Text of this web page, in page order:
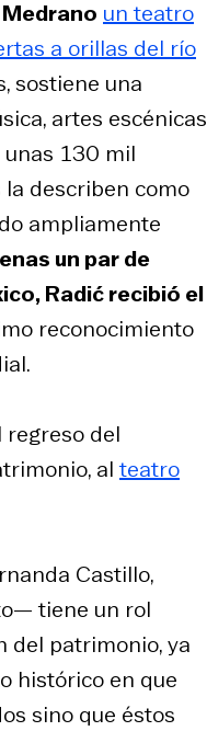
un teatro
a orillas del río
sostiene una
artes escénicas
unas 130 mil
la describen como
ampliamente
un par de
Radić recibió el
reconocimiento
regreso del
alteatro
Castillo,
tiene un rol
del patrimonio, ya
histórico en que
sino que éstos